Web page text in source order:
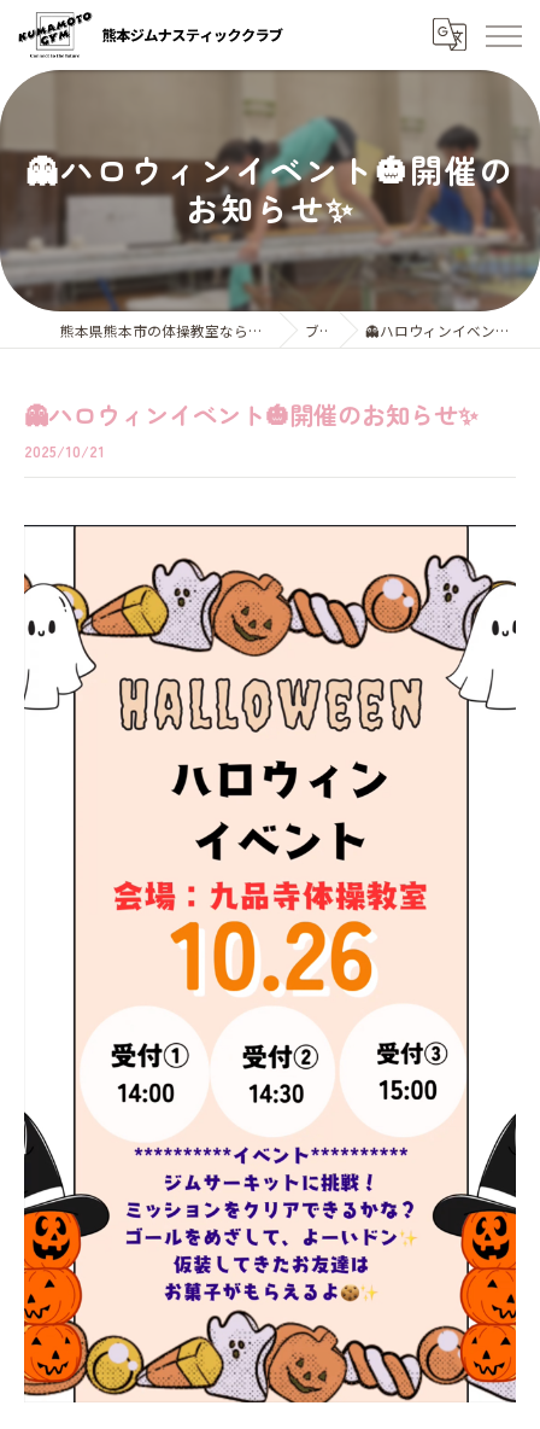
👻ハロウィンイベント🎃開催の
お知らせ✨
熊本県熊本市の体操教室なら熊本ジムナスティッククラブ ブログ 👻ハロウィンイベント🎃開催のお知らせ✨
👻ハロウィンイベント🎃開催のお知らせ✨
2025/10/21